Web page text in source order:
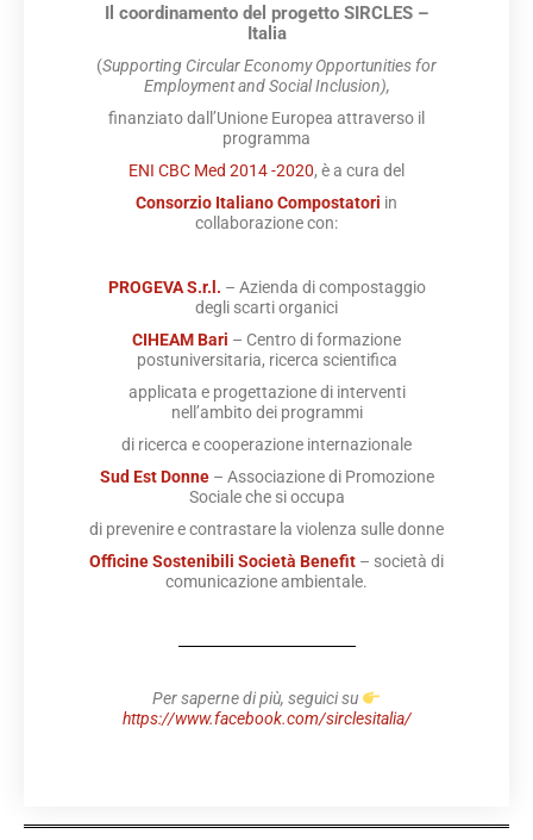
Il coordinamento del progetto SIRCLES –
Italia
(Supporting Circular Economy Opportunities for
Employment and Social Inclusion),
finanziato dall’Unione Europea attraverso il
programma
ENI CBC Med 2014 -2020, è a cura del
Consorzio Italiano Compostatori in
collaborazione con:
PROGEVA S.r.l. – Azienda di compostaggio
degli scarti organici
CIHEAM Bari – Centro di formazione
postuniversitaria, ricerca scientifica
applicata e progettazione di interventi
nell’ambito dei programmi
di ricerca e cooperazione internazionale
Sud Est Donne – Associazione di Promozione
Sociale che si occupa
di prevenire e contrastare la violenza sulle donne
Officine Sostenibili Società Benefit – società di
comunicazione ambientale.
Per saperne di più, seguici su
https://www.facebook.com/sirclesitalia/